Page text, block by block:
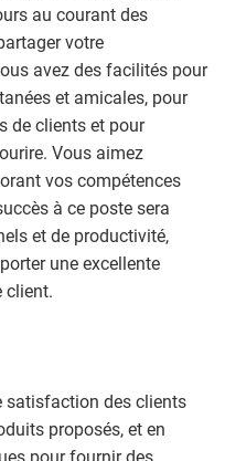
au courant des
votre
avez des facilités pour
et amicales, pour
de clients et pour
Vous aimez
vos compétences
à ce poste sera
et de productivité,
une excellente
client.
satisfaction des clients
proposés, et en